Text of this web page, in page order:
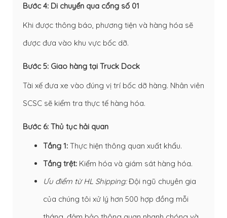
Bước 4: Di chuyển qua cổng số 01
Khi được thông báo, phương tiện và hàng hóa sẽ
được đưa vào khu vực bốc dỡ.
Bước 5: Giao hàng tại Truck Dock
Tài xế đưa xe vào đúng vị trí bốc dỡ hàng. Nhân viên
SCSC sẽ kiểm tra thực tế hàng hóa.
Bước 6: Thủ tục hải quan
Tầng 1: Thực hiện thông quan xuất khẩu.
Tầng trệt: Kiểm hóa và giám sát hàng hóa.
Ưu điểm từ HL Shipping:Đội ngũ chuyên gia
của chúng tôi xử lý hơn 500 hợp đồng mỗi